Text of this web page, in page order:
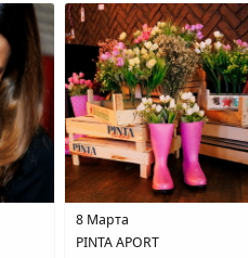
8 Марта
PINTA APORT